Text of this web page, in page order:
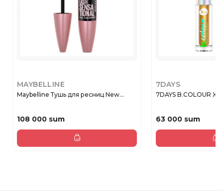
MAYBELLINE
Maybelline Тушь для ресниц New...
108 000 sum
7DAYS
7DAYS B.COLOUR
63 000 sum